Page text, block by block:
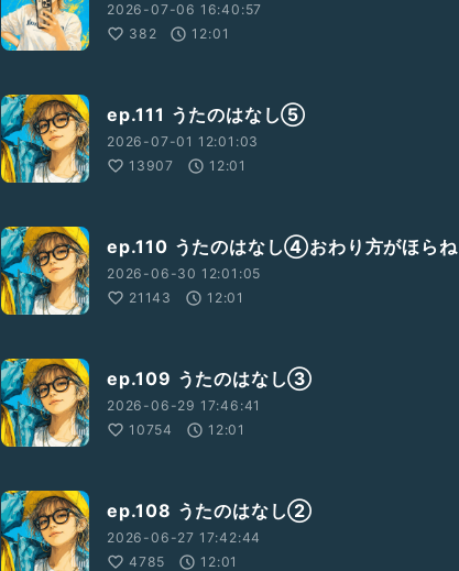
2026-07-06 16:40:57
382
12:01
ep.111 うたのはなし⑤
2026-07-01 12:01:03
13907
12:01
ep.110 うたのはなし④おわり方がほらね
2026-06-30 12:01:05
21143
12:01
ep.109 うたのはなし③
2026-06-29 17:46:41
10754
12:01
ep.108 うたのはなし②
2026-06-27 17:42:44
4785
12:01